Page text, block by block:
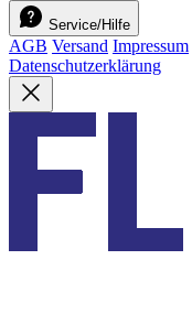
Service/Hilfe
AGB Versand Impressum
Datenschutzerklärung